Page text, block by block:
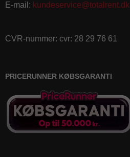
E-mail : kundeservice@totalrent.dk
CVR-nummer: cvr: 28 29 76 61
PRICERUNNER KØBSGARANTI